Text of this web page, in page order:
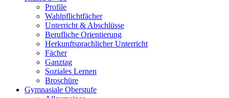
Profile
Wahlpflichtfächer
Unterricht & Abschlüsse
Berufliche Orientierung
Herkunftsprachlicher Unterricht
Fächer
Ganztag
Soziales Lernen
Broschüre
Gymnasiale Oberstufe